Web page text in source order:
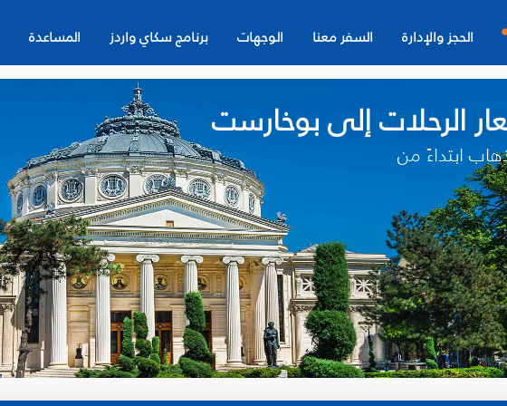
الحجز والإدارة السفر معنا الوجهات برنامج سكاي واردز المساعدة
الرحلات إلى بوخارست
ابتداءً من